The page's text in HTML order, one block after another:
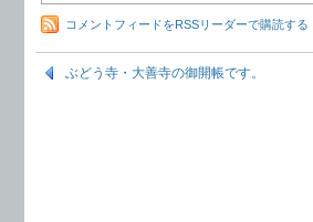
コメントフィードをRSSリーダーで購読する
ぶどう寺・大善寺の御開帳です。